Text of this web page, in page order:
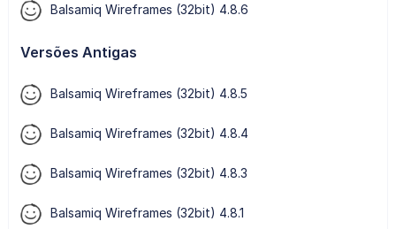
Balsamiq Wireframes (32bit) 4.8.6
Versões Antigas
Balsamiq Wireframes (32bit) 4.8.5
Balsamiq Wireframes (32bit) 4.8.4
Balsamiq Wireframes (32bit) 4.8.3
Balsamiq Wireframes (32bit) 4.8.1